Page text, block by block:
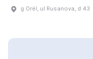
g Orël, ul Rusanova, d 43